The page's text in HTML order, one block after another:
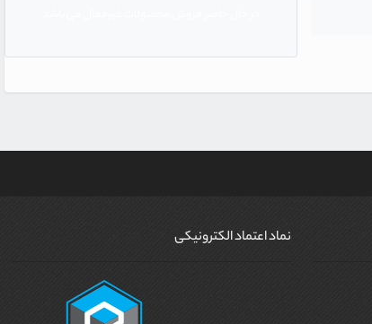
نماد اعتماد الکترونیکی